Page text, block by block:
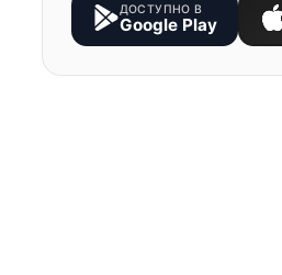
ДОСТУПНО В
Google Play